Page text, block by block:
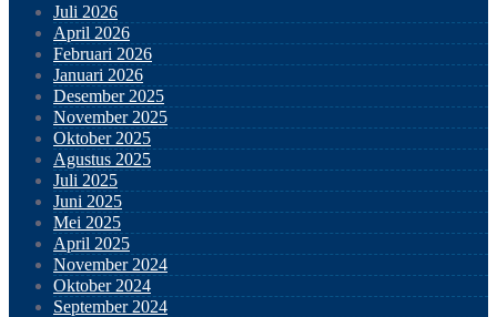
Juli 2026
April 2026
Februari 2026
Januari 2026
Desember 2025
November 2025
Oktober 2025
Agustus 2025
Juli 2025
Juni 2025
Mei 2025
April 2025
November 2024
Oktober 2024
September 2024